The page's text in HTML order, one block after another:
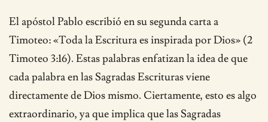
El apóstol Pablo escribió en su segunda carta a
Timoteo: «Toda la Escritura es inspirada por Dios» (2
Timoteo 3:16). Estas palabras enfatizan la idea de que
cada palabra en las Sagradas Escrituras viene
directamente de Dios mismo. Ciertamente, esto es algo
extraordinario, ya que implica que las Sagradas